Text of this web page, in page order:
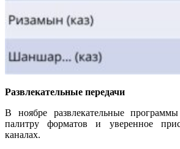
Развлекательные передачи
В ноябре развлекательные
палитру форматов и уверенное
каналах.